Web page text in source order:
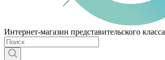
Интернет-магазин представительского класса